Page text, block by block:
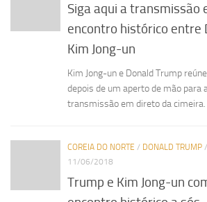
Siga aqui a transmissão
encontro histórico entre
Kim Jong-un
Kim Jong-un e Donald Trump
depois de um aperto de mão para
transmissão em direto da cimeira.
COREIA DO NORTE / DONALD TRUMP /
11/06/2018
Trump e Kim Jong-un